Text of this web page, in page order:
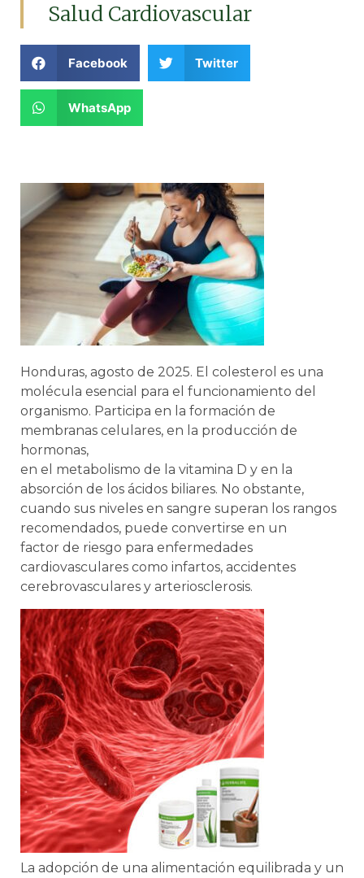
Salud Cardiovascular
Facebook Twitter
WhatsApp
Honduras, agosto de 2025. El colesterol es una
molécula esencial para el funcionamiento del
organismo. Participa en la formación de
membranas celulares, en la producción de
hormonas,
en el metabolismo de la vitamina D y en la
absorción de los ácidos biliares. No obstante,
cuando sus niveles en sangre superan los rangos
recomendados, puede convertirse en un
factor de riesgo para enfermedades
cardiovasculares como infartos, accidentes
cerebrovasculares y arteriosclerosis.
La adopción de una alimentación equilibrada y un